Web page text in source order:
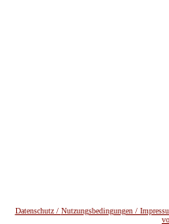
Datenschutz / Nutzungsbedingungen /